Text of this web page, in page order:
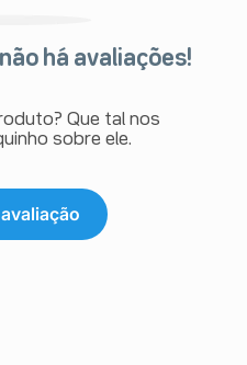
há avaliações!
Que tal nos
sobre ele.